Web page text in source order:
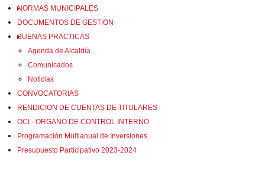
NORMAS MUNICIPALES
DOCUMENTOS DE GESTION
BUENAS PRACTICAS
Agenda de Alcaldía
Comunicados
Noticias
CONVOCATORIAS
RENDICION DE CUENTAS DE TITULARES
OCI - ORGANO DE CONTROL INTERNO
Programación Multianual de Inversiones
Presupuesto Participativo 2023-2024